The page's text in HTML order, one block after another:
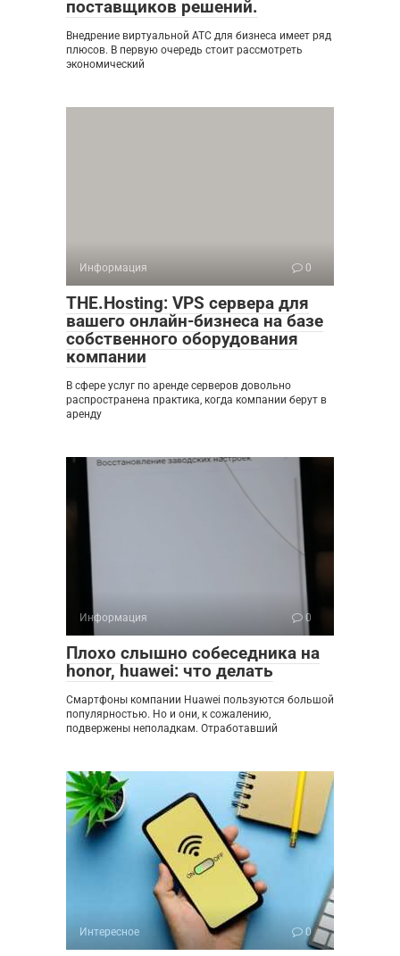
поставщиков решений.
Внедрение виртуальной АТС для бизнеса имеет ряд
плюсов. В первую очередь стоит рассмотреть
экономический
Информация 0
THE.Hosting: VPS сервера для
вашего онлайн-бизнеса на базе
собственного оборудования
компании
В сфере услуг по аренде серверов довольно
распространена практика, когда компании берут в
аренду
Информация 0
Плохо слышно собеседника на
honor, huawei: что делать
Смартфоны компании Huawei пользуются большой
популярностью. Но и они, к сожалению,
подвержены неполадкам. Отработавший
Интересное 0